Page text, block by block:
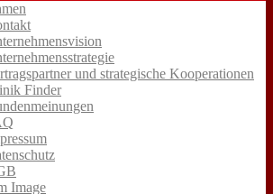
und strategische Kooperationen
Finder